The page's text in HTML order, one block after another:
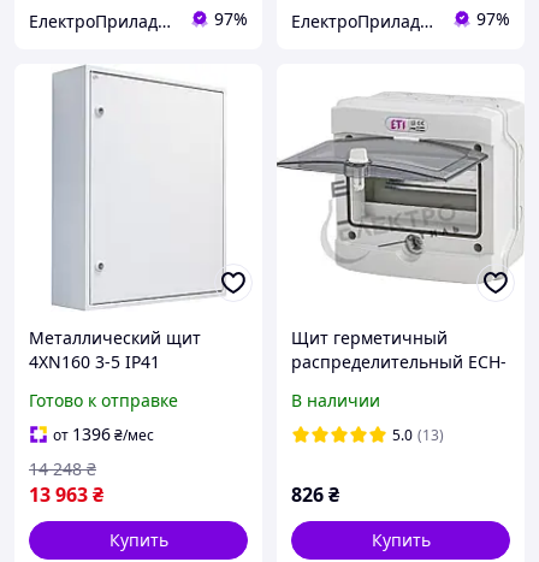
ЕлектроПриладТехСервіс 97% ЕлектроПриладТехСервіс 97%
Металлический щит
4XN160 3-5 IP41
наружный 1101407
Готово к отправке
от 1396₴/мес
13 963₴
14 248 ₴
Купить
Щит герметичный
распределительный ECH-
1101061 наружный
прозрачная
В наличии
5.0 (13)
826₴
Купить